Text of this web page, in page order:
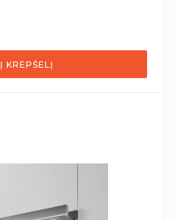
Į KREPŠELĮ